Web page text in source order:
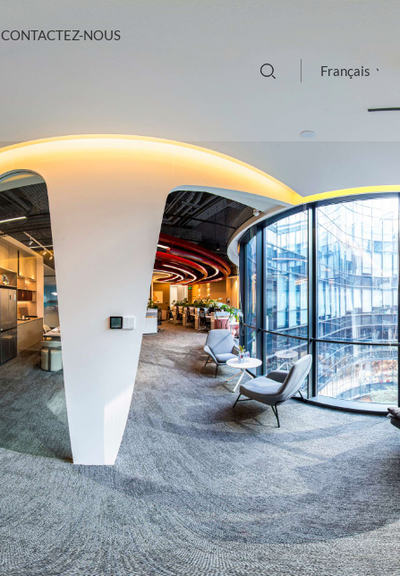
CONTACTEZ-NOUS
Français
français
Deutsch
русский
italiano
español
português
العربية
한국의
Tiếng việt
Indonesia